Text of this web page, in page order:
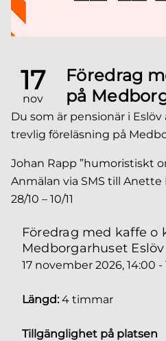
17
nov
Föredrag
på
Du som är pensionär i
trevlig föreläsning på
Johan Rapp ”humoristiskt
Anmälan via SMS till Anette
28/10 – 10/11
Föredrag med kaffe o
Medborgarhuset Eslöv
17 november 2026, 14:00 -
Längd: 4 timmar
Tillgänglighet på platsen